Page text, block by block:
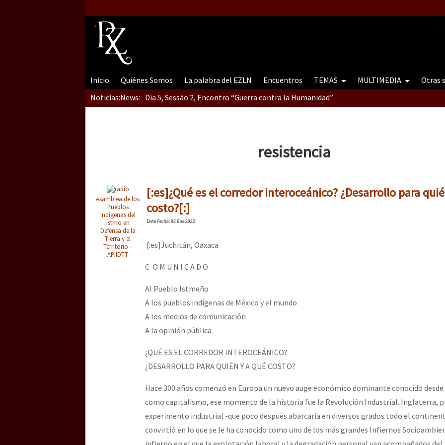
Inicio Quiénes Somos La palabra del EZLN Encuentros TEMAS MULTIMEDIA Otras
Noticias:News: Dia 5, Sessão 2, Encontro “Guerra contra la Humanidad”
Dia 3 do Encontro “Guerra contra a Humanidade”
Dia 2 do Encontro “Guerra contra a Humanidad”
Dia 1: Encontro “Guerra contra a Humanidade”
[CDMX – 20 julio] Jornadas globales por la libertad de Jesús Plácido Galindo y el alto a la
“Sonhando a Terra do Bem Virá” se publica no Estado Espanhol
Se o México sabe, que o mundo saiba! Nossas lutas pela memória, a justiça e a dignidade
resistencia
Asamblea de los
Pueblos
Indígenas del
Istmo en
Defensa de la
Tierra y el
Territorio –
APIIDTT
[:es]¿Qué es el corredor interoceánico? ¿Desarrollo para
costo?[:]
DateFecha: 03 Ene 2022
[:es]Juchitán, Oaxaca
C O M U N I C A D O
Al Pueblo Istmeño
A los pueblos indígenas de México y el mundo
A los medios de comunicación
A la opinión pública
¿QUÉ ES EL CORREDOR INTEROCEÁNICO?
¿DESARROLLO PARA QUIÉN Y A QUÉ COSTO?
Hace 300 años comenzó en Europa un nuevo auge económico dominante conocido
como capitalismo, ese momento de la historia fue la Revolución Industrial. Inglaterra,
experimento industrial -que poco después abarcaría en diversos grados todo el
convirtió en lo que se le ha conocido como uno de los más grandes Infiernos